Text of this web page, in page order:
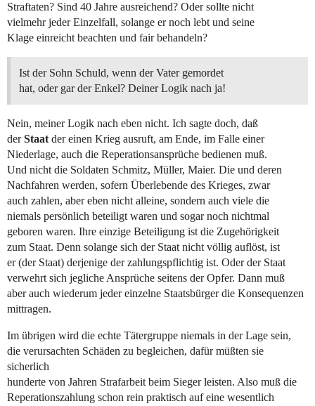
Straftaten? Sind 40 Jahre ausreichend? Oder sollte nicht
vielmehr jeder Einzelfall, solange er noch lebt und seine
Klage einreicht beachten und fair behandeln?
Ist der Sohn Schuld, wenn der Vater gemordet
hat, oder gar der Enkel? Deiner Logik nach ja!
Nein, meiner Logik nach eben nicht. Ich sagte doch, daß
derStaat der einen Krieg ausruft, am Ende, im Falle einer
Niederlage, auch die Reperationsansprüche bedienen muß.
Und nicht die Soldaten Schmitz, Müller, Maier. Die und deren
Nachfahren werden, sofern Überlebende des Krieges, zwar
auch zahlen, aber eben nicht alleine, sondern auch viele die
niemals persönlich beteiligt waren und sogar noch nichtmal
geboren waren. Ihre einzige Beteiligung ist die Zugehörigkeit
zum Staat. Denn solange sich der Staat nicht völlig auflöst, ist
er (der Staat) derjenige der zahlungspflichtig ist. Oder der Staat
verwehrt sich jegliche Ansprüche seitens der Opfer. Dann muß
aber auch wiederum jeder einzelne Staatsbürger die Konsequenzen
mittragen.
Im übrigen wird die echte Tätergruppe niemals in der Lage sein,
die verursachten Schäden zu begleichen, dafür müßten sie
sicherlich
hunderte von Jahren Strafarbeit beim Sieger leisten. Also muß die
Reperationszahlung schon rein praktisch auf eine wesentlich